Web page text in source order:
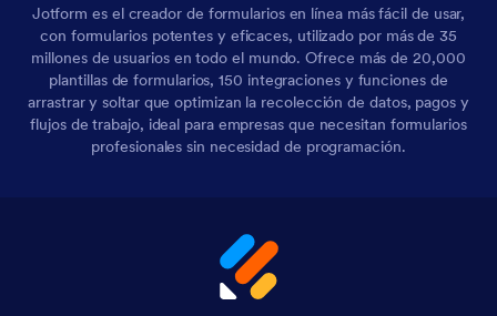
Jotform es el creador de formularios en línea más fácil de usar,
con formularios potentes y eficaces, utilizado por más de 35
millones de usuarios en todo el mundo. Ofrece más de 20,000
plantillas de formularios, 150 integraciones y funciones de
arrastrar y soltar que optimizan la recolección de datos, pagos y
flujos de trabajo, ideal para empresas que necesitan formularios
profesionales sin necesidad de programación.